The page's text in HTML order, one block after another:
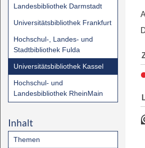
Landesbibliothek Darmstadt
Universitätsbibliothek Frankfurt
Hochschul-, Landes- und
Stadtbibliothek Fulda
Universitätsbibliothek Kassel
Hochschul- und
Landesbibliothek RheinMain
Inhalt
Themen